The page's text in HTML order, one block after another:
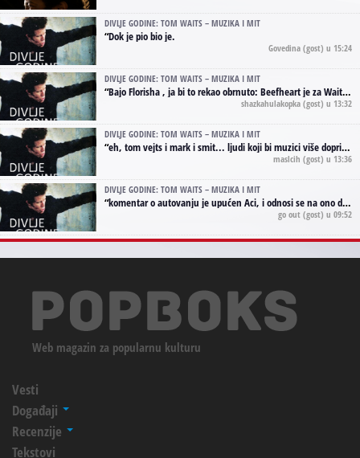
DIVLJE GODINE: TOM WAITS – MUZIKA I MIT
“Dok je pio bio je.
Govedina (gost) u 15:24
DIVLJE GODINE: TOM WAITS – MUZIKA I MIT
“Bajo Florisha , ja bi to rekao obrnuto: Beefheart je za Waitsa, isto sto i Hendrix za Lenny Kravitza
shazkahulakopka (gost) u 13:32
DIVLJE GODINE: TOM WAITS – MUZIKA I MIT
“eh, tom vejts i mark i smit... ljudi koji bi muzici više doprineli da su radili kao vozači tramvaja u gsp-u.
maslcih (gost) u 13:36
DIVLJE GODINE: TOM WAITS – MUZIKA I MIT
“komentar o autovanju je upućen Aci, i odnosi se na ono drugo autovanje...'senzualnost Waitsa' ;)
go out (gost) u 09:52
Web magazin za popularnu kulturu
Vesti
Događaji
Recenzije
Tekstovi